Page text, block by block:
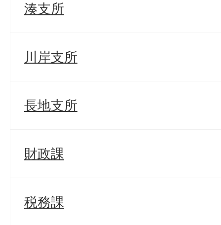
湊支所
川岸支所
長地支所
財政課
税務課